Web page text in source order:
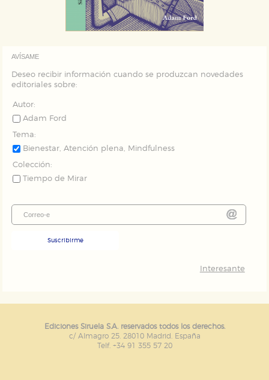
AVÍSAME
Deseo recibir información cuando se produzcan novedades
editoriales sobre:
Autor:
Adam Ford
Tema:
Bienestar, Atención plena, Mindfulness
Colección:
Tiempo de Mirar
Suscribirme
Interesante
Ediciones Siruela S.A. reservados todos los derechos.
c/ Almagro 25. 28010 Madrid. España
Telf. +34 91 355 57 20